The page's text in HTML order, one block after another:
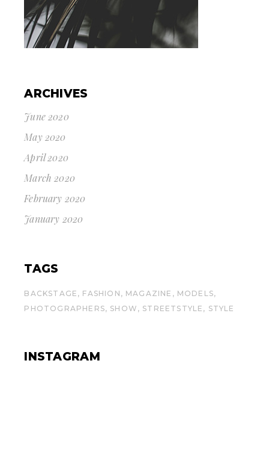
ARCHIVES
June 2020
May 2020
April 2020
March 2020
February 2020
January 2020
TAGS
BACKSTAGE FASHION MAGAZINE
MODELS
PHOTOGRAPHERS
SHOW STREETSTYLE STYLE
INSTAGRAM